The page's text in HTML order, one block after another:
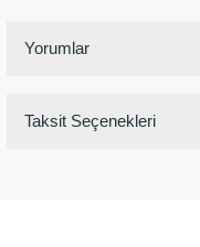
Yorumlar
Taksit Seçenekleri